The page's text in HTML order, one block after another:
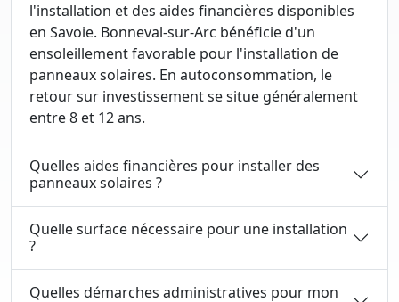
l'installation et des aides financières disponibles
en Savoie. Bonneval-sur-Arc bénéficie d'un
ensoleillement favorable pour l'installation de
panneaux solaires. En autoconsommation, le
retour sur investissement se situe généralement
entre 8 et 12 ans.
Quelles aides financières pour installer des
panneaux solaires ?
Quelle surface nécessaire pour une installation
?
Quelles démarches administratives pour mon